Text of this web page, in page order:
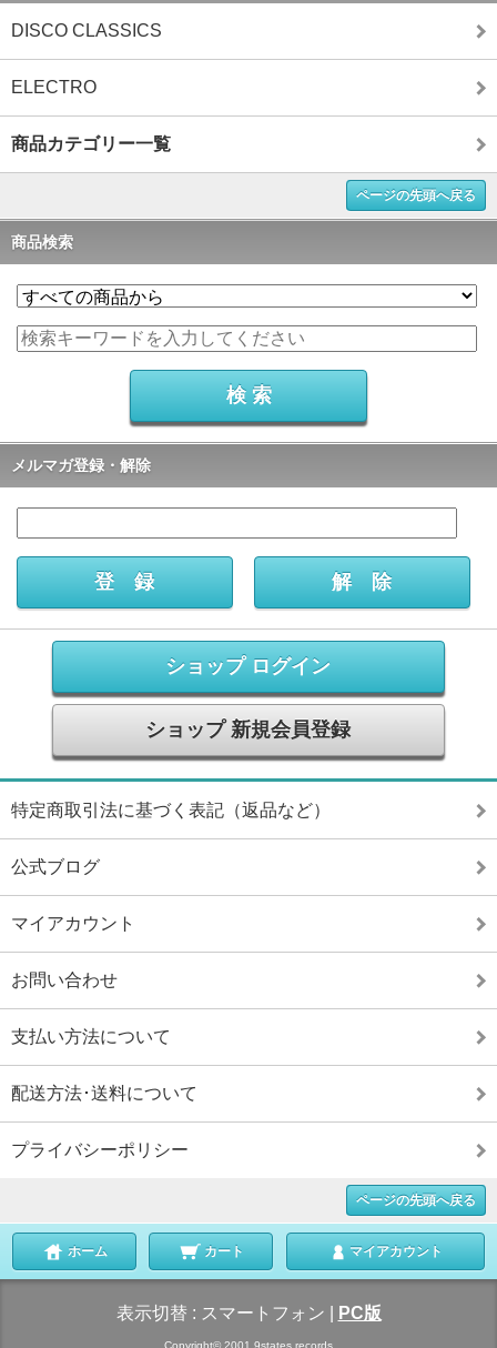
DISCO CLASSICS
ELECTRO
商品カテゴリー一覧
ページの先頭へ戻る
商品検索
メルマガ登録・解除
ショップ ログイン
ショップ 新規会員登録
特定商取引法に基づく表記（返品など）
公式ブログ
マイアカウント
お問い合わせ
支払い方法について
配送方法･送料について
プライバシーポリシー
ページの先頭へ戻る
ホーム カート マイアカウント
表示切替 : スマートフォン PC版
Copyright© 2001 9states records